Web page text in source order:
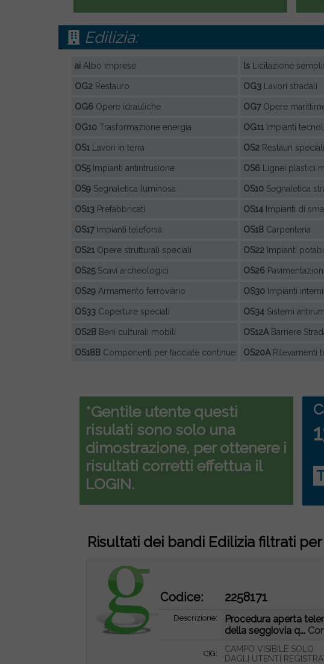
Edilizia:
ai Albo imprese lsLicitazione
OG2 Restauro OG3Lavori stradali
OG6 Opere idrauliche OG7Opere
OG10 Trasformazione energia OG11Impianti
OS1 Lavori in terra OS2Restauri speciali
OS5Impianti antintrusione OS6Lignei plastici
OS9 Segnaletica luminosa OS10Segnaletica
OS13 Prefabbricati OS14Impianti di
OS17Impianti telefonia OS18Carpenteria
OS21 Opere strutturali speciali OS22Impianti
OS25Scavi archeologici OS26
OS29 Armamento ferroviario OS30Impianti
OS33 Coperture speciali OS34Sistemi
OS2B Beni culturali mobili OS12ABarriere
OS18B Componenti per facciate continue OS20ARilevamenti
*Gentile utente questi
risulati sono solo una
dimostrazione, per ottenere i
risultati corretti effettua il
LOGIN.
Risultati dei bandi Edilizia filtrati
Codice: 2258171
Descrizione:
Procedura aperta
della seggiovia q...
CIG:
CAMPO VISIBILE SOLO
DAGLI UTENTI